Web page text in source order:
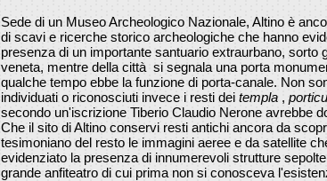
Sede di un Museo Archeologico Nazionale, Altino è
di scavi e ricerche storico archeologiche che hanno
presenza di un importante santuario extraurbano, sorto
veneta, mentre della città si segnala una porta
qualche tempo ebbe la funzione di porta-canale. Non
individuati o riconosciuti invece i resti dei templa ,
secondo un'iscrizione Tiberio Claudio Nerone avrebbe
Che il sito di Altino conservi resti antichi ancora da
tesimoniano del resto le immagini aeree e da satellite
evidenziato la presenza di innumerevoli strutture
grande anfiteatro di cui prima non si conosceva